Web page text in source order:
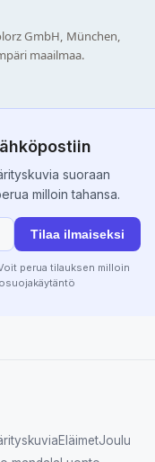
GmbH, München,
maailmaa.
suoraan
milloin tahansa.
Tilaa ilmaiseksi
perua tilauksen milloin
EläimetJoulu